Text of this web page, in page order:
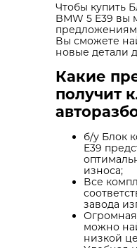
Чтобы купить
BMW 5 E39 вы
Вы сможете
новые детали
Какие
получит
б/у Блок
E39
износа;
Все
завода
можно
низкой